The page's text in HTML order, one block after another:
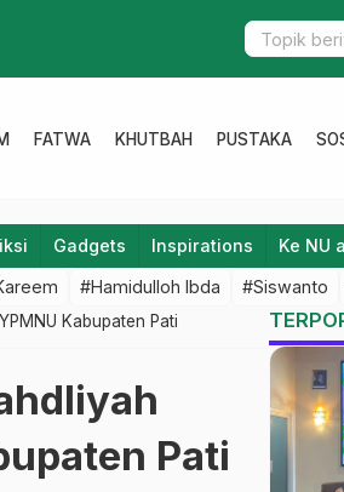
NU dalam
FATWA KHUTBAH PUSTAKA
Gadgets Inspirations Ke NU
#Hamidulloh Ibda #Siswanto
Kabupaten Pati
Pati